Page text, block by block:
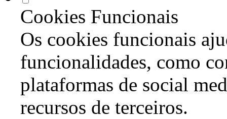
Cookies Funcionais
Os cookies funcionais
funcionalidades, como
plataformas de social
recursos de terceiros.